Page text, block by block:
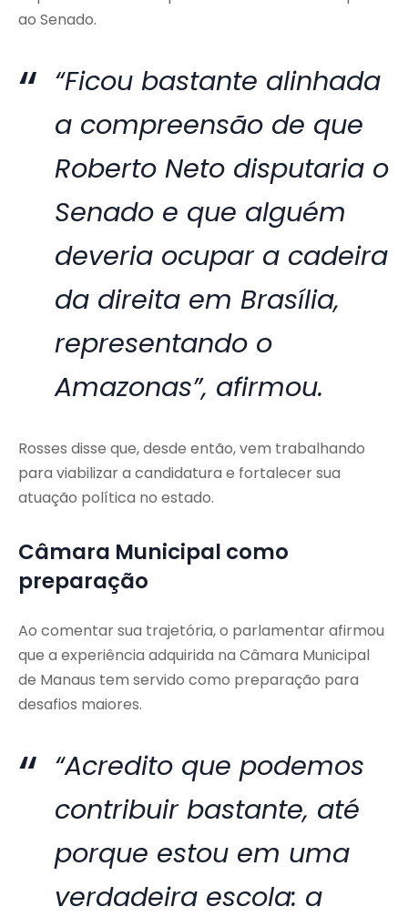
ao Senado.
“Ficou bastante alinhada
a compreensão de que
Roberto Neto disputaria o
Senado e que alguém
deveria ocupar a cadeira
da direita em Brasília,
representando o
Amazonas”, afirmou.
Rosses disse que, desde então, vem trabalhando
para viabilizar a candidatura e fortalecer sua
atuação política no estado.
Câmara Municipal como
preparação
Ao comentar sua trajetória, o parlamentar afirmou
que a experiência adquirida na Câmara Municipal
de Manaus tem servido como preparação para
desafios maiores.
“Acredito que podemos
contribuir bastante, até
porque estou em uma
verdadeira escola: a